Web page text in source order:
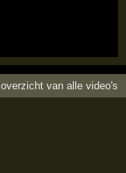
overzicht van alle video's